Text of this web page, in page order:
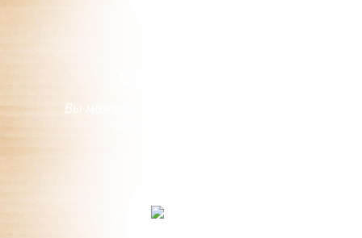
Вы можете самостоятельно забрать